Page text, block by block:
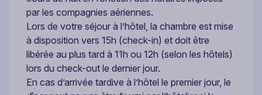
par les compagnies aériennes.
Lors de votre séjour à l’hôtel, la chambre est mise
à disposition vers 15h (check-in) et doit être
libérée au plus tard à 11h ou 12h (selon les hôtels)
lors du check-out le dernier jour.
En cas d’arrivée tardive à l’hôtel le premier jour, le